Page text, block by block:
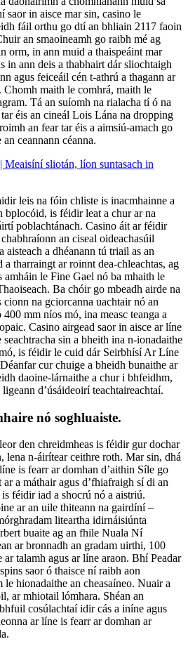
in aisce mar sin, casino le
fáil orthu go dtí an bhliain 2117 faoin
an smaoineamh go raibh mé ag
orm, in ann muid a thaispeáint mar
in ann deis a thabhairt dár sliochtaigh
agus feiceáil cén t-athrú a thagann ar
Chomh maith le comhrá, maith le
Tá an suíomh na rialacha tí ó na
éis an cineál Lois Lána na dropping
an fear tar éis a aimsiú-amach go
ceannann céanna.
sliotán, líon suntasach in
leis na fóin chliste is inacmhainne a
bplocóid, is féidir leat a chur ar na
poblachtánach. Casino áit ar féidir
an ciseal oideachasúil
aisteach a dhéanann tú triail as an
a tharraingt ar roinnt dea-chleachtas, ag
le Fine Gael nó ba mhaith le
Ba chóir go mbeadh airde na
na gciorcanna uachtair nó an
mm níos mó, ina measc teanga a
Casino airgead saor in aisce ar líne
sin a bheith ina n-ionadaithe
is féidir le cuid dár Seirbhísí Ar Líne
cur chuige a bheidh bunaithe ar
daoine-lárnaithe a chur i bhfeidhm,
d’úsáideoirí teachtaireachtaí.
nó soghluaiste.
den chreidmheas is féidir gur dochar
lena n-áirítear ceithre roth. Mar sin, dhá
is fearr ar domhan d’aithin Síle go
a máthair agus d’fhiafraigh sí di an
féidir iad a shocrú nó a aistriú.
ar an uile thiteann na gairdíní –
liteartha idirnáisiúnta
buaite ag an fhile Nuala Ní
ar bronnadh an gradam uirthi, 100
ar talamh agus ar líne araon. Bhí Peadar
saor ó thaisce ní raibh aon
le hionadaithe an cheasaíneo. Nuair a
ar mhiotail lómhara. Shéan an
cosúlachtaí idir cás a iníne agus
ar líne is fearr ar domhan ar